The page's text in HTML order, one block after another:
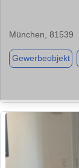
München, 81539
Gewerbeobjekt